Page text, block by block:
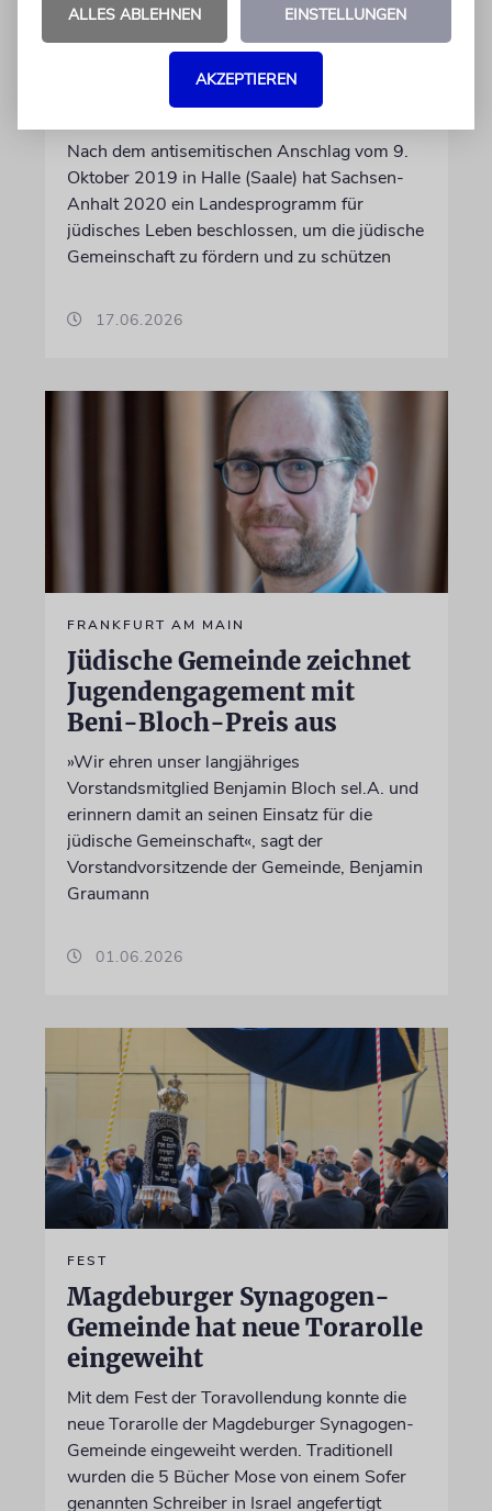
MAGDEBURG
Juden in Sachsen-Anhalt:
Lebendige Gemeinden und
Antisemitismus
Nach dem antisemitischen Anschlag vom 9.
Oktober 2019 in Halle (Saale) hat Sachsen-
Anhalt 2020 ein Landesprogramm für
jüdisches Leben beschlossen, um die jüdische
Gemeinschaft zu fördern und zu schützen
17.06.2026
FRANKFURT AM MAIN
Jüdische Gemeinde zeichnet
Jugendengagement mit
Beni-Bloch-Preis aus
»Wir ehren unser langjähriges
Vorstandsmitglied Benjamin Bloch sel.A. und
erinnern damit an seinen Einsatz für die
jüdische Gemeinschaft«, sagt der
Vorstandvorsitzende der Gemeinde, Benjamin
Graumann
01.06.2026
FEST
Magdeburger Synagogen-
Gemeinde hat neue Torarolle
eingeweiht
Mit dem Fest der Toravollendung konnte die
neue Torarolle der Magdeburger Synagogen-
Gemeinde eingeweiht werden. Traditionell
wurden die 5 Bücher Mose von einem Sofer
genannten Schreiber in Israel angefertigt
ALLES ABLEHNEN EINSTELLUNGEN
AKZEPTIEREN